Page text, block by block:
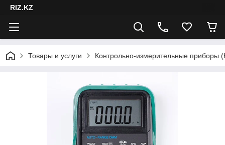
RIZ.KZ
Товары и услуги Контрольно-измерительные приборы